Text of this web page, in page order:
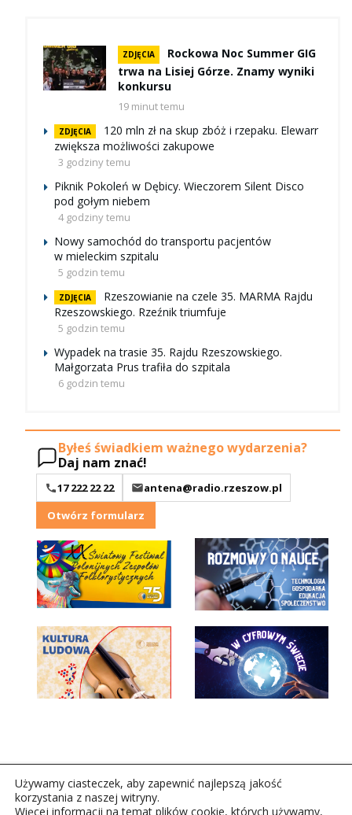
ZDJĘCIA
Rockowa Noc Summer GIG
trwa na Lisiej Górze. Znamy wyniki
konkursu
19 minut temu
ZDJĘCIA
120 mln zł na skup zbóż i rzepaku. Elewarr
zwiększa możliwości zakupowe
3 godziny temu
Piknik Pokoleń w Dębicy. Wieczorem Silent Disco
pod gołym niebem
4 godziny temu
Nowy samochód do transportu pacjentów
w mieleckim szpitalu
5 godzin temu
ZDJĘCIA
Rzeszowianie na czele 35. MARMA Rajdu
Rzeszowskiego. Rzeźnik triumfuje
5 godzin temu
Wypadek na trasie 35. Rajdu Rzeszowskiego.
Małgorzata Prus trafiła do szpitala
6 godzin temu
Byłeś świadkiem ważnego wydarzenia?
Daj nam znać!
17 222 22 22
antena@radio.rzeszow.pl
Otwórz formularz
Używamy ciasteczek, aby zapewnić najlepszą jakość
korzystania z naszej witryny.
Więcej informacji na temat plików cookie, których używamy,